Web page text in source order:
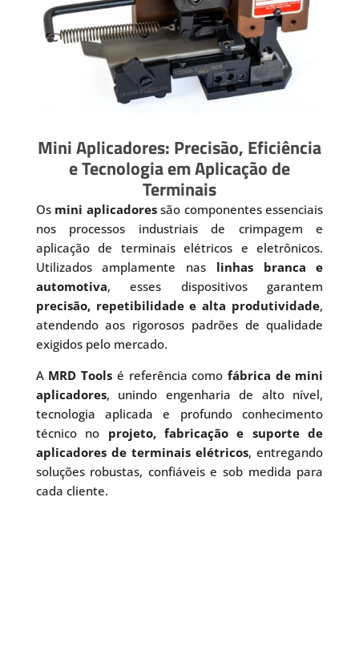
Mini Aplicadores: Precisão, Eficiência
e Tecnologia em Aplicação de
Terminais
Os mini aplicadoressão componentes essenciais
nos processos industriais de crimpagem e
aplicação de terminais elétricos e eletrônicos.
Utilizados amplamente nas linhas branca e
automotiva, esses dispositivos garantem
precisão, repetibilidade e alta produtividade,
atendendo aos rigorosos padrões de qualidade
exigidos pelo mercado.
A MRD Tools é referência como fábrica de mini
aplicadores, unindo engenharia de alto nível,
tecnologia aplicada e profundo conhecimento
técnico no projeto, fabricação e suporte de
aplicadores de terminais elétricos, entregando
soluções robustas, confiáveis e sob medida para
cada cliente.